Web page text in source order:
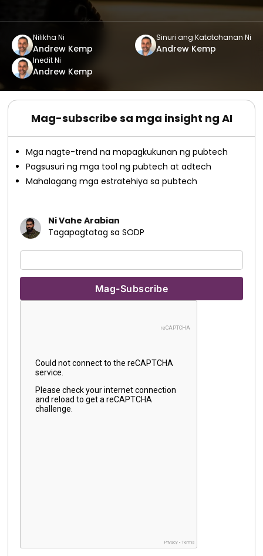
Nilikha Ni
Andrew Kemp
Sinuri ang Katotohanan Ni
Andrew Kemp
Inedit Ni
Andrew Kemp
Mag-subscribe sa mga insight ng AI
Mga nagte-trend na mapagkukunan ng pubtech
Pagsusuri ng mga tool ng pubtech at adtech
Mahalagang mga estratehiya sa pubtech
Ni Vahe Arabian
Tagapagtatag sa SODP